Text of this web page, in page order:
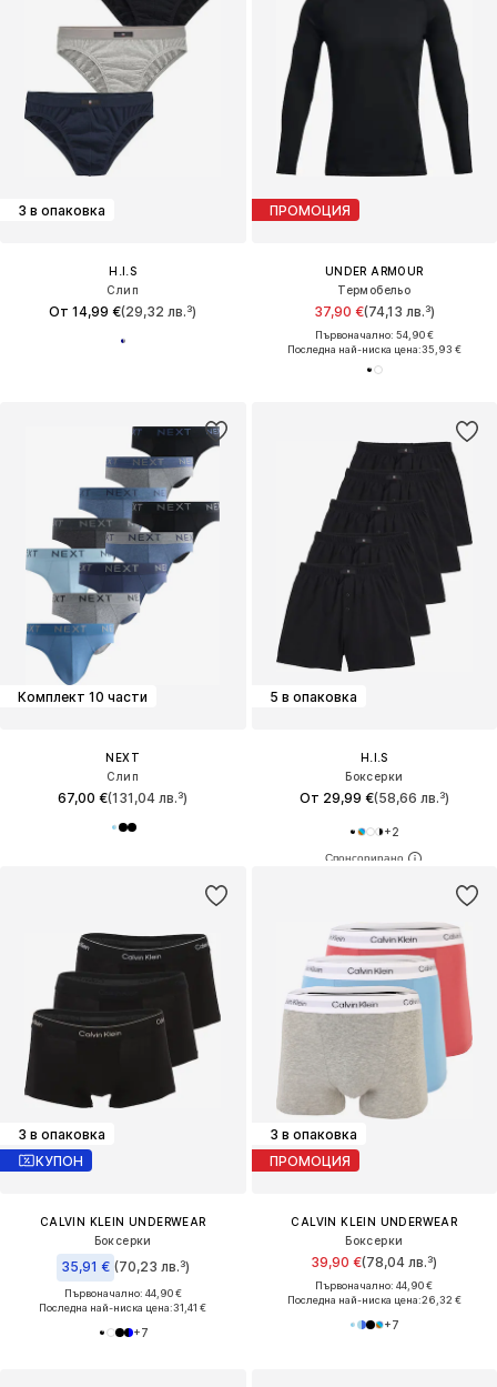
3 в опаковка
H.I.S
Слип
От 14,99 €(29,32 лв.³)
ПРОМОЦИЯ
UNDER ARMOUR
Термобельо
37,90 €(74,13 лв.³)
Първоначално: 54,90 €
Последна най-ниска цена:35,93 €
Комплект 10 части
NEXT
Слип
67,00 €(131,04 лв.³)
5 в опаковка
H.I.S
Боксерки
От 29,99 €(58,66 лв.³)
+2
3 в опаковка
КУПОН
CALVIN KLEIN UNDERWEAR
Боксерки
35,91 € (70,23 лв.³)
Първоначално: 44,90 €
Последна най-ниска цена:31,41 €
+7
3 в опаковка
ПРОМОЦИЯ
CALVIN KLEIN UNDERWEAR
Боксерки
39,90 €(78,04 лв.³)
Първоначално: 44,90 €
Последна най-ниска цена:26,32 €
+7